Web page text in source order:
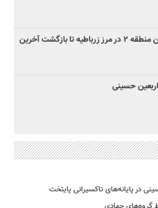
استقرار شبانه‌روزی خادمین منطقه ۲ در مرز زرباطیه تا بازگشت آخرین
حسینی
در پایانه‌های تاکسیرانی پایتخت